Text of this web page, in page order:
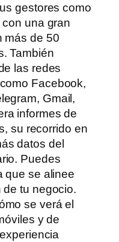
gestores como
una gran
más de 50
También
las redes
Facebook,
Gmail,
informes de
su recorrido en
datos del
Puedes
que se alinee
de tu negocio.
se verá el
y de